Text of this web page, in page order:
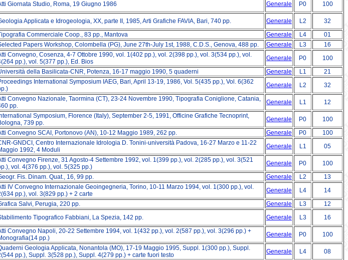
Giornata Studio, Roma, 19 Giugno 1986 Generale P0 100
Applicata e Idrogeologia, XX, parte II, 1985, Arti Grafiche FAVIA, Bari, 740 pp. Generale L2
32
Commerciale Coop., 83 pp., Mantova Generale L4
01
Papers Workshop, Colombella (PG), June 27th-July 1st, 1988, C.D.S., Genova, 488 pp. Generale L3
16
Convegno, Cosenza, 4-7 Ottobre 1990, vol. 1(402 pp.), vol. 2(398 pp.), vol. 3(534 pp.), vol.
pp.), vol. 5(377 pp.), Ed. Bios
Generale P0
100
della Basilicata-CNR, Potenza, 16-17 maggio 1990, 5 quaderni Generale L1
21
International Symposium IAEG, Bari, April 13-19, 1986, Vol. 5(435 pp.), Vol. 6(362
Generale L2 32
Convegno Nazionale, Taormina (CT), 23-24 Novembre 1990, Tipografia Coniglione, Catania,
pp.
Generale L1 12
Symposium, Florence (Italy), September 2-5, 1991, Officine Grafiche Tecnoprint,
739 pp.
Generale P0
100
Convegno SCAI, Portonovo (AN), 10-12 Maggio 1989, 262 pp. Generale P0
100
GNDCI, Centro Internazionale Idrologia D. Tonini-università Padova, 16-27 Marzo e 11-22
1992, 4 Moduli
Generale L1 05
Convegno Firenze, 31 Agosto-4 Settembre 1992, vol. 1(399 pp.), vol. 2(285 pp.), vol. 3(521
vol. 4(376 pp.), vol. 5(325 pp.)
Generale P0
100
Fis. Dinam. Quat., 16, 99 pp. Generale L2
13
IV Convegno Internazionale Geoingegneria, Torino, 10-11 Marzo 1994, vol. 1(300 pp.), vol.
pp.), vol. 3(829 pp.) + 2 carte
Generale L4
14
Salvi, Perugia, 220 pp. Generale L3
12
Tipografico Fabbiani, La Spezia, 142 pp. Generale L3 16
Convegno Napoli, 20-22 Settembre 1994, vol. 1(432 pp.), vol. 2(587 pp.), vol. 3(296 pp.) +
pp.)
Generale P0 100
Geologia Applicata, Nonantola (MO), 17-19 Maggio 1995, Suppl. 1(300 pp.), Suppl.
pp.), Suppl. 3(528 pp.), Suppl. 4(279 pp.) + carte fuori testo
Generale L4 08